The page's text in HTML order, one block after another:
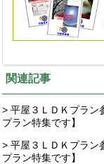
関連記事
> 平屋３ＬＤＫプラン
プラン特集です】
> 平屋３ＬＤＫプラン
プラン特集です】